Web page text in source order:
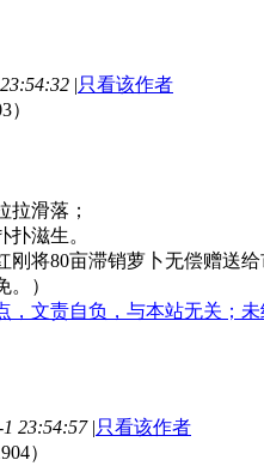
|只看该作者
拉滑落；
扑滋生。
刚将80亩滞销萝卜无偿赠送
）
，文责自负，与本站无关；
23:54:57 |只看该作者
）